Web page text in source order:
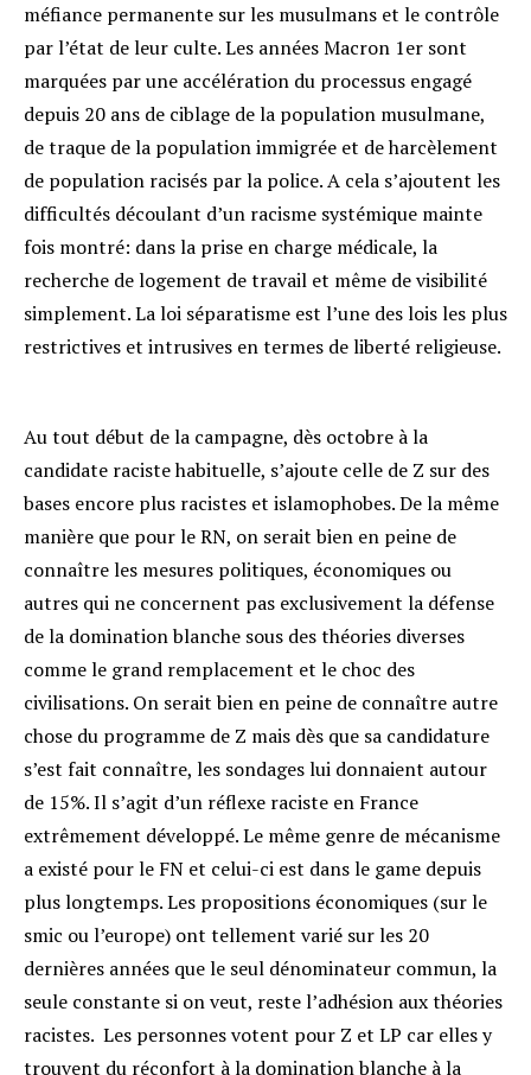
méfiance permanente sur les musulmans et le contrôle
par l’état de leur culte. Les années Macron 1er sont
marquées par une accélération du processus engagé
depuis 20 ans de ciblage de la population musulmane,
de traque de la population immigrée et de harcèlement
de population racisés par la police. A cela s’ajoutent les
difficultés découlant d’un racisme systémique mainte
fois montré: dans la prise en charge médicale, la
recherche de logement de travail et même de visibilité
simplement. La loi séparatisme est l’une des lois les plus
restrictives et intrusives en termes de liberté religieuse.
Au tout début de la campagne, dès octobre à la
candidate raciste habituelle, s’ajoute celle de Z sur des
bases encore plus racistes et islamophobes. De la même
manière que pour le RN, on serait bien en peine de
connaître les mesures politiques, économiques ou
autres qui ne concernent pas exclusivement la défense
de la domination blanche sous des théories diverses
comme le grand remplacement et le choc des
civilisations. On serait bien en peine de connaître autre
chose du programme de Z mais dès que sa candidature
s’est fait connaître, les sondages lui donnaient autour
de 15%. Il s’agit d’un réflexe raciste en France
extrêmement développé. Le même genre de mécanisme
a existé pour le FN et celui-ci est dans le game depuis
plus longtemps. Les propositions économiques (sur le
smic ou l’europe) ont tellement varié sur les 20
dernières années que le seul dénominateur commun, la
seule constante si on veut, reste l’adhésion aux théories
racistes. Les personnes votent pour Z et LP car elles y
trouvent du réconfort à la domination blanche à la